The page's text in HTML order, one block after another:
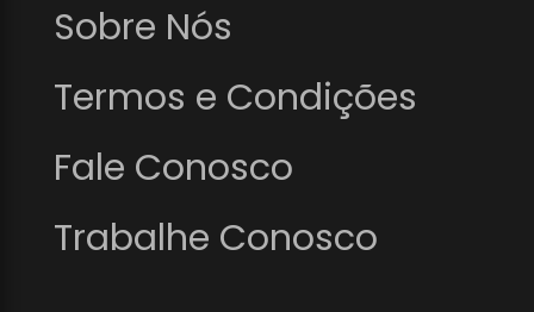
Sobre Nós
Termos e Condições
Fale Conosco
Trabalhe Conosco